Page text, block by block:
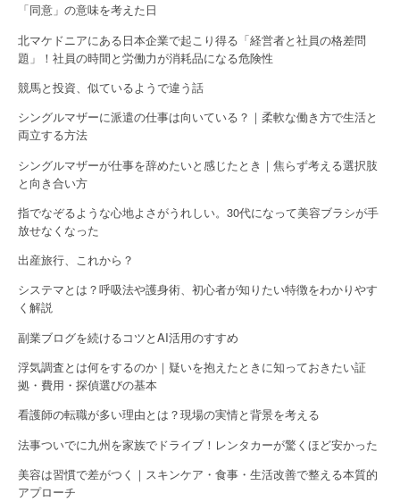
i
o
n
「同意」の意味を考えた日
北マケドニアにある日本企業で起こり得る「経営者と社員の格差問
題」！社員の時間と労働力が消耗品になる危険性
競馬と投資、似ているようで違う話
シングルマザーに派遣の仕事は向いている？｜柔軟な働き方で生活と
両立する方法
シングルマザーが仕事を辞めたいと感じたとき｜焦らず考える選択肢
と向き合い方
指でなぞるような心地よさがうれしい。30代になって美容ブラシが手
放せなくなった
出産旅行、これから？
システマとは？呼吸法や護身術、初心者が知りたい特徴をわかりやす
く解説
副業ブログを続けるコツとAI活用のすすめ
浮気調査とは何をするのか｜疑いを抱えたときに知っておきたい証
拠・費用・探偵選びの基本
看護師の転職が多い理由とは？現場の実情と背景を考える
法事ついでに九州を家族でドライブ！レンタカーが驚くほど安かった
美容は習慣で差がつく｜スキンケア・食事・生活改善で整える本質的
アプローチ